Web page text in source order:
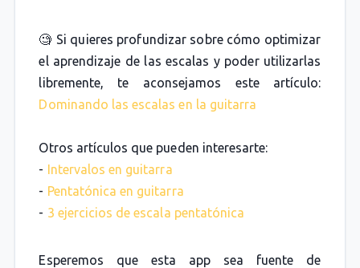
🧐 Si quieres profundizar sobre cómo optimizar
el aprendizaje de las escalas y poder utilizarlas
libremente, te aconsejamos este artículo:
Dominando las escalas en la guitarra
Otros artículos que pueden interesarte:
- Intervalos en guitarra
- Pentatónica en guitarra
- 3 ejercicios de escala pentatónica
Esperemos que esta app sea fuente de